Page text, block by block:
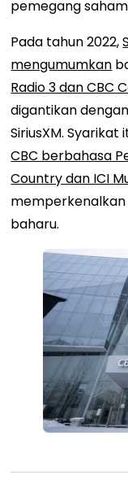
pemegang
Pada tahun 2022,
mengumumkan
Radio 3 dan CBC
digantikan
SiriusXM. Syarikat
CBC berbahasa
Country dan ICI
memperkenalkan
baharu.